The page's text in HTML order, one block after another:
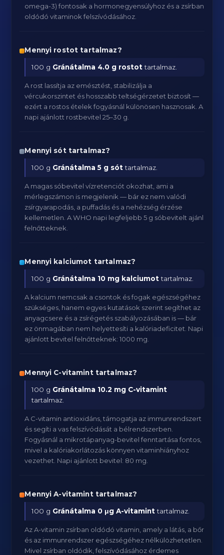
omega-3) fontosak a hormonegyensúlyhoz és a zsírban
oldódó vitaminok felszívódásához.
Mennyi rostot tartalmaz?
100 g Gránátalma 4.0 g rostottartalmaz.
A rost lassítja az emésztést, stabilizálja a
vércukorszintet és hosszabb teltségérzetet biztosít —
ezért a rostos ételek fogyásnál különösen hasznosak. A
napi ajánlott rostbevitel 25–30 g.
Mennyi sót tartalmaz?
100 g Gránátalma 5 g sóttartalmaz.
A magas sóbevitel vízretenciót okozhat, ami a
mérlegszámon is megjelenik — bár ez nem valódi
zsírgyarapodás, a puffadás és a nehézség érzése
kellemetlen. A WHO napi legfeljebb 5 g sóbevitelt ajánl
felnőtteknek.
Mennyi kalciumot tartalmaz?
100 g Gránátalma 10 mg kalciumottartalmaz.
A kalcium nemcsak a csontok és fogak egészségéhez
szükséges, hanem egyes kutatások szerint segíthet az
anyagcsere és a zsírégetés szabályozásában is — bár
ez önmagában nem helyettesíti a kalóriadeficitet. Napi
ajánlott bevitel felnőtteknek: 1000 mg.
Mennyi C-vitamint tartalmaz?
100 g Gránátalma 10.2 mg C-vitamint
tartalmaz.
A C-vitamin antioxidáns, támogatja az immunrendszert
és segíti a vas felszívódását a bélrendszerben.
Fogyásnál a mikrotápanyag-bevitel fenntartása fontos,
mivel a kalóriakorlátozás könnyen vitaminhiányhoz
vezethet. Napi ajánlott bevitel: 80 mg.
Mennyi A-vitamint tartalmaz?
100 g Gránátalma 0 μg A-vitaminttartalmaz.
Az A-vitamin zsírban oldódó vitamin, amely a látás, a bőr
és az immunrendszer egészségéhez nélkülözhetetlen.
Mivel zsírban oldódik, felszívódásához érdemes